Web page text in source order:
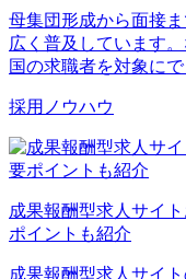
母集団形成から面接
広く普及しています
国の求職者を対象に
採用ノウハウ
成果報酬型求人サイ
ポイントも紹介
成果報酬型求人サイ